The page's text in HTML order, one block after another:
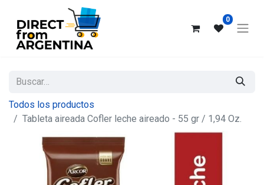
0
Todos los productos
Tableta aireada Cofler leche aireado - 55 gr / 1,94 Oz.